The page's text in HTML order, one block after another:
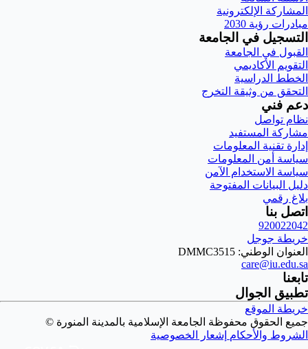
المشاركة الإلكترونية
مبادرات رؤية 2030
التسجيل في الجامعة
القبول في الجامعة
التقويم الأكاديمي
الخطط الدراسية
التحقق من وثيقة التخرج
دعم فني
نظام تواصل
مشاركة المستفيد
إدارة تقنية المعلومات
سياسة أمن المعلومات
سياسة الاستخدام الآمن
دليل البيانات المفتوحة
بلاغ رقمي
اتصل بنا
920022042
خريطة جوجل
العنوان الوطني: DMMC3515
care@iu.edu.sa
تابعنا
تطبيق الجوال
خريطة الموقع
جميع الحقوق محفوظة الجامعة الإسلامية بالمدينة المنورة ©
الشروط والأحكام إشعار الخصوصية